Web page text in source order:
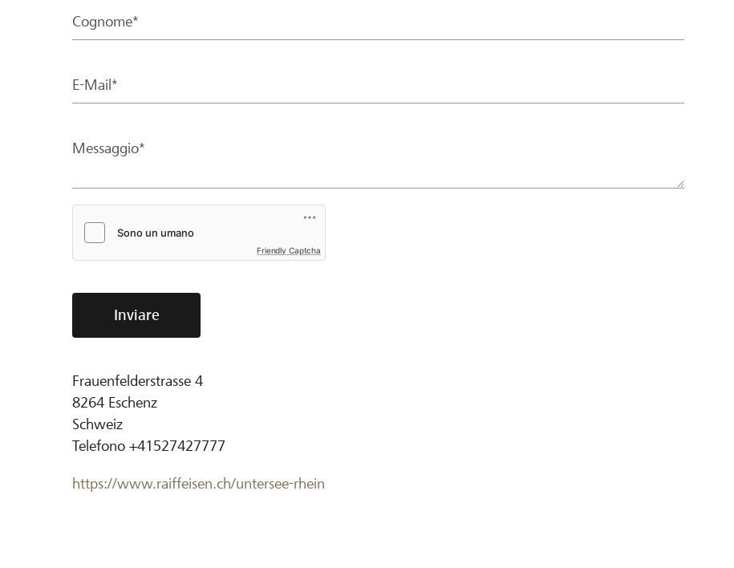
Cognome*
E-Mail*
Messaggio*
Friendly Captcha
Inviare
Frauenfelderstrasse 4
8264 Eschenz
Schweiz
Telefono +41527427777
https://www.raiffeisen.ch/untersee-rhein